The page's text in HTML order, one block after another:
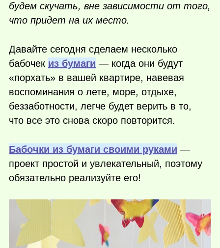
будем скучать, вне зависимости от того,
что придет на их место.
Давайте сегодня сделаем несколько
бабочек из бумаги — когда они будут
«порхать» в вашей квартире, навевая
воспоминания о лете, море, отдыхе,
беззаботности, легче будет верить в то,
что все это снова скоро повторится.
Бабочки из бумаги своими руками —
проект простой и увлекательный, поэтому
обязательно реализуйте его!